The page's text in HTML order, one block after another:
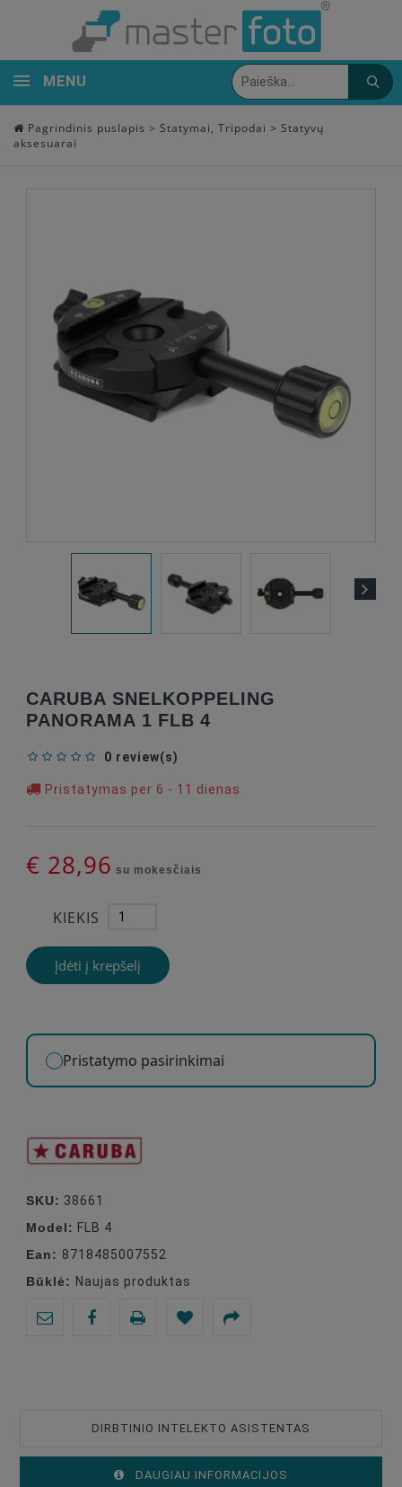
MENU
Pagrindinis puslapis > Statymai, Tripodai > Statyvų
aksesuarai
CARUBA SNELKOPPELING
PANORAMA 1 FLB 4
0 review(s)
Pristatymas per 6 - 11 dienas
€ 28,96 su mokesčiais
KIEKIS
Įdėti į krepšelį
Pristatymo pasirinkimai
SKU: 38661
Model: FLB 4
Ean: 8718485007552
Būklė: Naujas produktas
DIRBTINIO INTELEKTO ASISTENTAS
DAUGIAU INFORMACIJOS